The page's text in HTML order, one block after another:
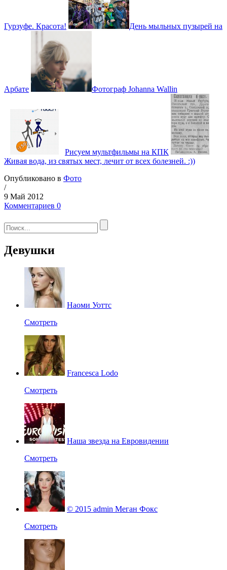
Гурзуфе. Красота! День мыльных пузырей на
Арбате Фотограф Johanna Wallin
Рисуем мультфильмы на КПК
Живая вода, из святых мест, лечит от всех болезней. :))
Опубликовано в Фото
/
9 Май 2012
Комментариев 0
Девушки
Наоми Уоттс
Смотреть
Francesca Lodo
Смотреть
Наша звезда на Евровидении
Смотреть
© 2015 admin Меган Фокс
Смотреть